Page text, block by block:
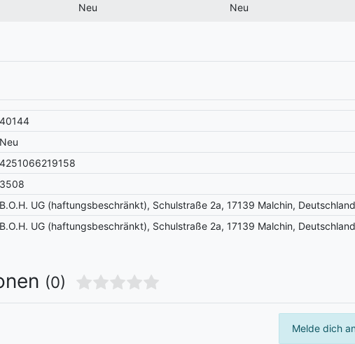
Neu Neu
40144
Neu
4251066219158
3508
B.O.H. UG (haftungsbeschränkt), Schulstraße 2a, 17139 Malchin,
B.O.H. UG (haftungsbeschränkt), Schulstraße 2a, 17139 Malchin,
(0)
Melde dich